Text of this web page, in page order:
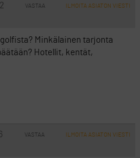
VASTAA ILMOITA ASIATON VIESTI
Minkälainen tarjonta
Hotellit, kentät,
VASTAA ILMOITA ASIATON VIESTI